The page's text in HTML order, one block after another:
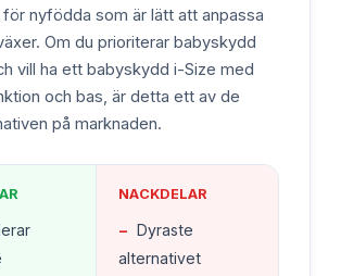
nyfödda som är lätt att anpassa
Om du prioriterar babyskydd
vill ha ett babyskydd i-Size med
och bas, är detta ett av de
på marknaden.
NACKDELAR
− Dyraste
alternativet